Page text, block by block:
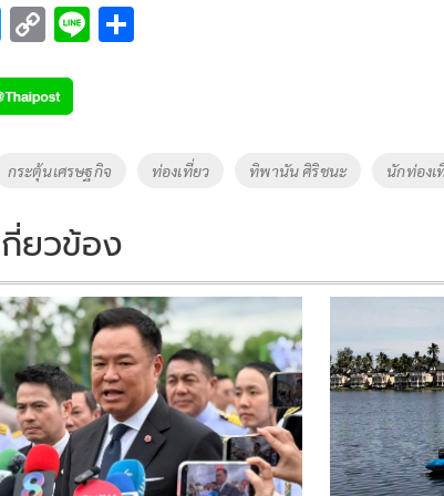
T
tt
er
C
p
y
Li
k
Li
กระตุ้นเศรษฐกิจ ท่องเที่ยว ทิพานัน ศิริชนะ นักท่องเ
ยวข้อง